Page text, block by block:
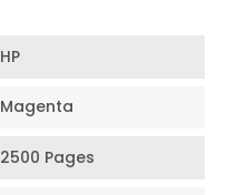
HP
Magenta
2500 Pages